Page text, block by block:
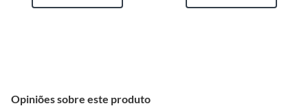
Opiniões sobre este produto